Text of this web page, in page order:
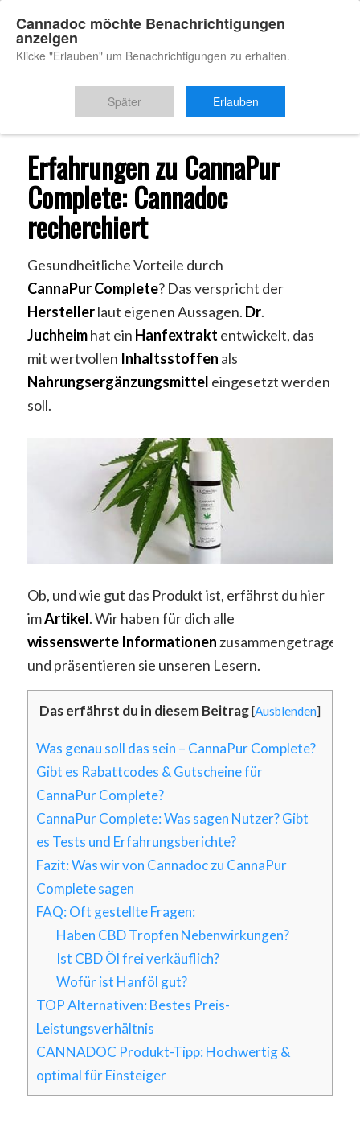
Du bist hier: Startseite / Cannapur Erfahrungen
Erfahrungen zu CannaPur
Complete: Cannadoc
recherchiert
Gesundheitliche Vorteile durch
CannaPur Complete? Das verspricht der
Herstellerlaut eigenen Aussagen. Dr.
Juchheimhat ein Hanfextrakt entwickelt, das
mit wertvollen Inhaltsstoffen als
Nahrungsergänzungsmittel eingesetzt werden
soll.
Ob, und wie gut das Produkt ist, erfährst du hier
imArtikel. Wir haben für dich alle
wissenswerte Informationenzusammengetragen
und präsentieren sie unseren Lesern.
Das erfährst du in diesem Beitrag[Ausblenden]
Was genau soll das sein – CannaPur Complete?
Gibt es Rabattcodes & Gutscheine für
CannaPur Complete?
CannaPur Complete: Was sagen Nutzer? Gibt
es Tests und Erfahrungsberichte?
Fazit: Was wir von Cannadoc zu CannaPur
Complete sagen
FAQ: Oft gestellte Fragen:
Haben CBD Tropfen Nebenwirkungen?
Ist CBD Öl frei verkäuflich?
Wofür ist Hanföl gut?
TOP Alternativen: Bestes Preis-
Leistungsverhältnis
CANNADOC Produkt-Tipp: Hochwertig &
optimal für Einsteiger
Cannadoc möchte Benachrichtigungen
anzeigen
Klicke "Erlauben" um Benachrichtigungen zu erhalten.
Später Erlauben